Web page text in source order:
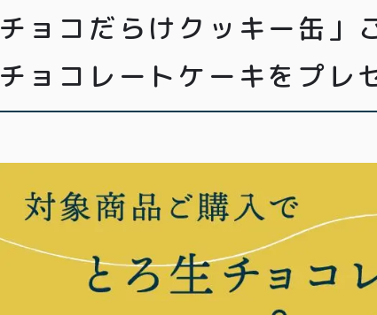
チョコだらけクッキー缶」
チョコレートケーキをプレ